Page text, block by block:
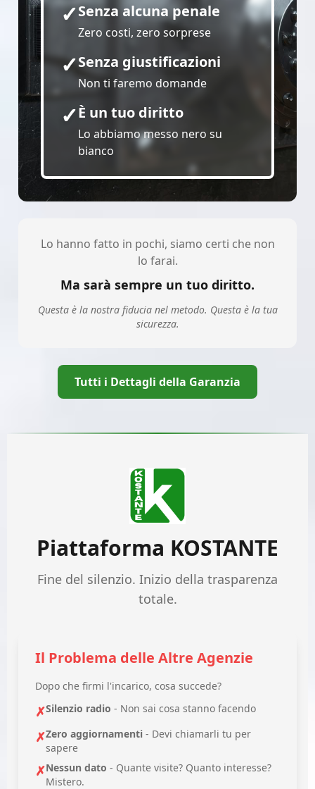
✓Senza alcuna penale
Zero costi, zero sorprese
✓Senza giustificazioni
Non ti faremo domande
✓È un tuo diritto
Lo abbiamo messo nero su
bianco
Lo hanno fatto in pochi, siamo certi che non
lo farai.
Ma sarà sempre un tuo diritto.
Questa è la nostra fiducia nel metodo. Questa è la tua
sicurezza.
Tutti i Dettagli della Garanzia
Piattaforma KOSTANTE
Fine del silenzio. Inizio della trasparenza
totale.
Il Problema delle Altre Agenzie
Dopo che firmi l'incarico, cosa succede?
✗Silenzio radio - Non sai cosa stanno facendo
✗Zero aggiornamenti - Devi chiamarli tu per
sapere
✗Nessun dato - Quante visite? Quanto interesse?
Mistero.